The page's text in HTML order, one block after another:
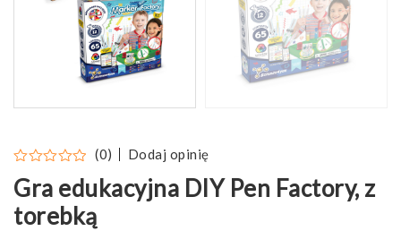
(0) Dodaj opinię
Gra edukacyjna DIY Pen Factory, z
torebką